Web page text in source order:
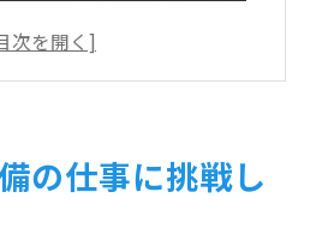
る警備員としての魅力
の仕事に挑戦し